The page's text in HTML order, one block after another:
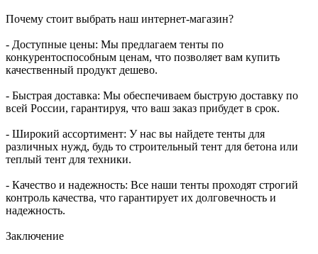
Почему стоит выбрать наш интернет-магазин?
- Доступные цены: Мы предлагаем тенты по
конкурентоспособным ценам, что позволяет вам купить
качественный продукт дешево.
- Быстрая доставка: Мы обеспечиваем быструю доставку по
всей России, гарантируя, что ваш заказ прибудет в срок.
- Широкий ассортимент: У нас вы найдете тенты для
различных нужд, будь то строительный тент для бетона или
теплый тент для техники.
- Качество и надежность: Все наши тенты проходят строгий
контроль качества, что гарантирует их долговечность и
надежность.
Заключение